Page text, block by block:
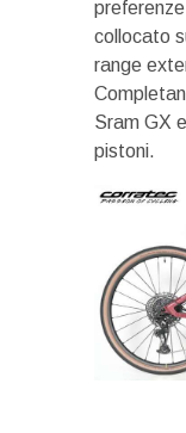
collocato
range
Sram GX
pistoni.